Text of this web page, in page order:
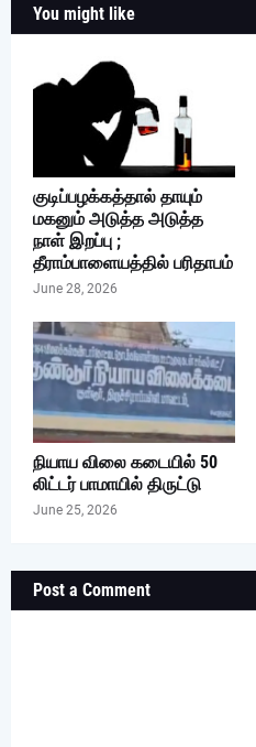
You might like
குடிப்பழக்கத்தால் தாயும்
மகனும் அடுத்த அடுத்த
நாள் இறப்பு ;
தீராம்பாளையத்தில் பரிதாபம்
June 28, 2026
நியாய விலை கடையில் 50
லிட்டர் பாமாயில் திருட்டு
June 25, 2026
Post a Comment